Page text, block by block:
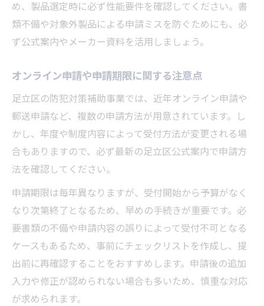
め、製品選定時に必ず性能要件を確認してください。書
類不備や対象外製品による申請ミスを防ぐためにも、必
ず公式案内やメーカー資料を活用しましょう。
オンライン申請や申請期限に関する注意点
足立区の防犯対策補助事業では、近年オンライン申請や
郵送申請など、複数の申請方法が用意されています。し
かし、年度や制度内容によって受付方法が変更される場
合もありますので、必ず最新の足立区公式案内で申請方
法を確認してください。
申請期限は毎年異なりますが、受付開始から予算がなく
なり次第終了となるため、早めの手続きが重要です。必
要書類の不備や申請内容の誤りによって受付不可となる
ケースもあるため、事前にチェックリストを作成し、提
出前に再確認することをおすすめします。申請後の追加
入力や修正が認められない場合も多いため、慎重な対応
が求められます。